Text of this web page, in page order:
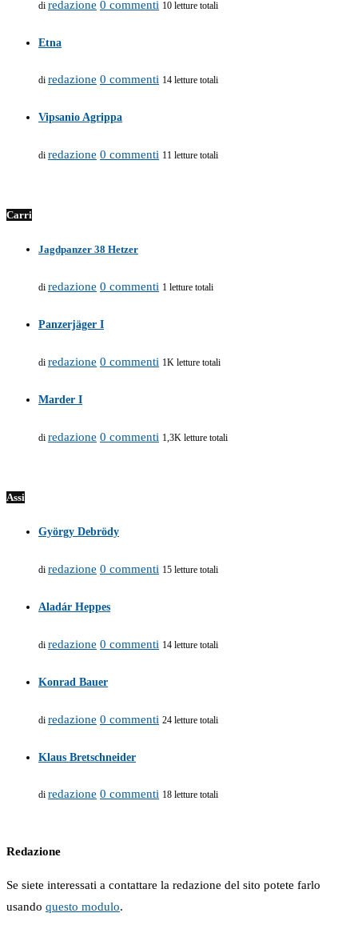
di redazione 0 commenti 10 letture totali
Etna
di redazione 0 commenti 14 letture totali
Vipsanio Agrippa
di redazione 0 commenti 11 letture totali
Carri
Jagdpanzer 38 Hetzer
di redazione 0 commenti 1 letture totali
Panzerjäger I
di redazione 0 commenti 1K letture totali
Marder I
di redazione 0 commenti 1,3K letture totali
Assi
György Debrödy
di redazione 0 commenti 15 letture totali
Aladár Heppes
di redazione 0 commenti 14 letture totali
Konrad Bauer
di redazione 0 commenti 24 letture totali
Klaus Bretschneider
di redazione 0 commenti 18 letture totali
Redazione
Se siete interessati a contattare la redazione del sito potete farlo
usando questo modulo.